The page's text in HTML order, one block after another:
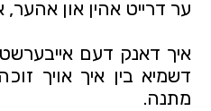
ער דרייט אהין און אהער,
איך דאנק דעם
דשמיא בין איך אויך
מתנה.